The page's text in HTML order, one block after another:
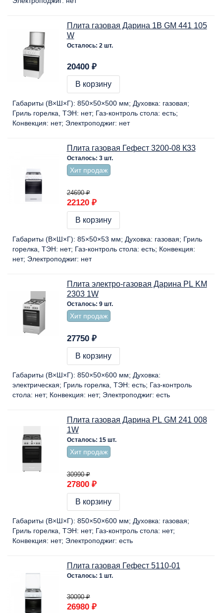
Плита газовая Дарина 1B GM 441 105
W
Осталось: 2 шт.
20400 ₽
В корзину
Габариты (В×Ш×Г): 850×50×500 мм Духовка: газовая
Гриль горелка, ТЭН: нет Газ-контроль стола: есть
Конвекция: нет Электроподжиг: нет
Плита газовая Гефест 3200-08 К33
Осталось: 3 шт.
Хит продаж
24690 ₽
22120 ₽
В корзину
Габариты (В×Ш×Г): 85×50×53 мм Духовка: газовая
Гриль
горелка, ТЭН: нет Газ-контроль стола: есть Конвекция:
нет Электроподжиг: нет
Плита электро-газовая Дарина PL KM
2303 1W
Осталось: 9 шт.
Хит продаж
27750 ₽
В корзину
Габариты (В×Ш×Г): 850×50×600 мм
Духовка:
электрическая
Гриль горелка, ТЭН: есть Газ-контроль
стола: нет Конвекция: нет Электроподжиг: есть
Плита газовая Дарина PL GM 241 008
1W
Осталось: 15 шт.
Хит продаж
30990 ₽
27800 ₽
В корзину
Габариты (В×Ш×Г): 850×50×600 мм Духовка: газовая
Гриль горелка, ТЭН: нет Газ-контроль стола: нет
Конвекция: нет Электроподжиг: есть
Плита газовая Гефест 5110-01
Осталось: 1 шт.
30090 ₽
26980 ₽